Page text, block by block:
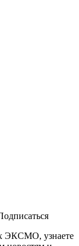
ЭКСМО, узнаете